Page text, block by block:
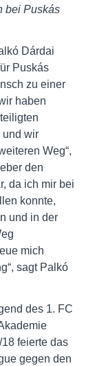
bei Puskás
Dárdai
Puskás
zu einer
haben
und wir
Weg“,
den
da ich mir bei
konnte,
und in der
mich
sagt Palkó
des 1. FC
feierte das
gegen den